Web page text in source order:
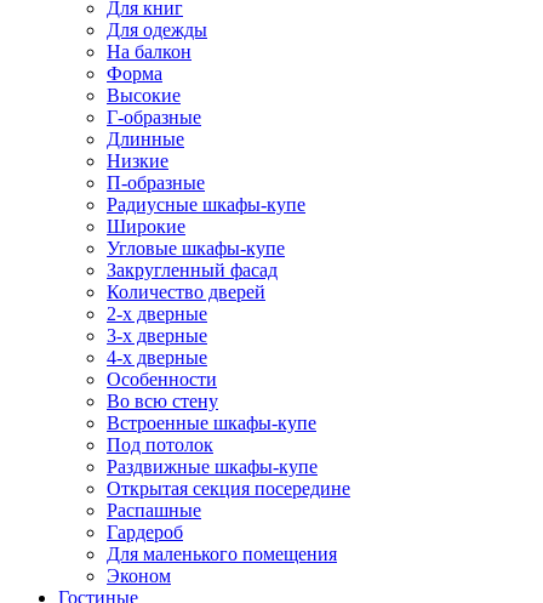
Для книг
Для одежды
На балкон
Форма
Высокие
Г-образные
Длинные
Низкие
П-образные
Радиусные шкафы-купе
Широкие
Угловые шкафы-купе
Закругленный фасад
Количество дверей
2-х дверные
3-х дверные
4-х дверные
Особенности
Во всю стену
Встроенные шкафы-купе
Под потолок
Раздвижные шкафы-купе
Открытая секция посередине
Распашные
Гардероб
Для маленького помещения
Эконом
Гостиные